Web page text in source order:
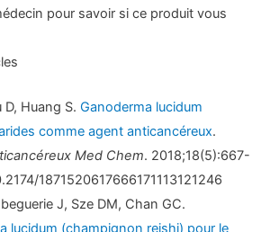
pour savoir si ce produit vous
D, Huang S.Ganoderma lucidum
comme agent anticancéreux.
Med Chem. 2018;18(5):667-
1871520617666171113121246
J, Sze DM, Chan GC.
lucidum (champignon reishi) pour le